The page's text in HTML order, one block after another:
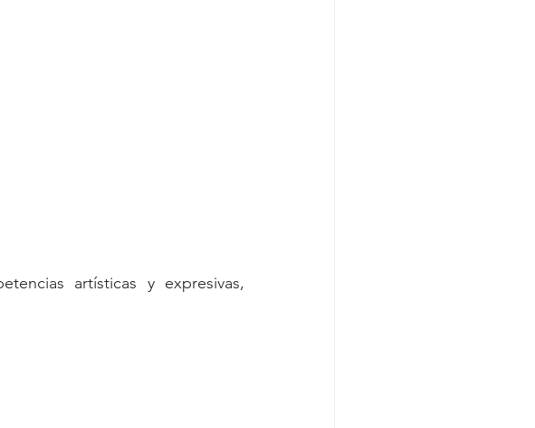
artísticas y expresivas,